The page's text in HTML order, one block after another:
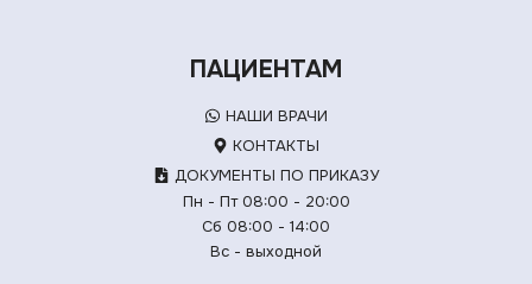
ПАЦИЕНТАМ
НАШИ ВРАЧИ
КОНТАКТЫ
ДОКУМЕНТЫ ПО ПРИКАЗУ
Пн - Пт 08:00 - 20:00
Сб 08:00 - 14:00
Вс - выходной